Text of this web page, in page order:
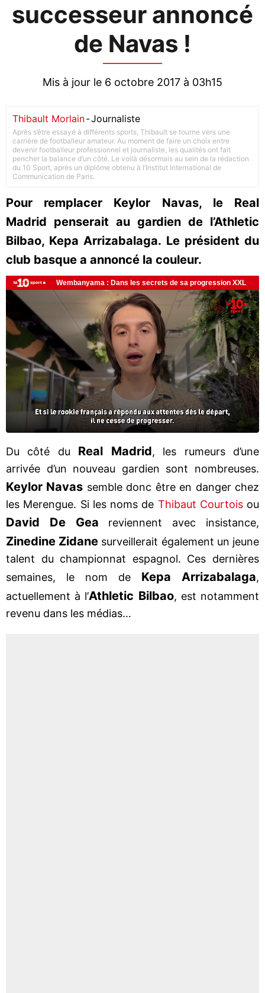
successeur annoncé
de Navas !
Mis à jour le 6 octobre 2017 à 03h15
Thibault Morlain-Journaliste
Après s’être essayé à différents sports, Thibault se tourne vers une
carrière de footballeur amateur. Au moment de faire un choix entre
devenir footballeur professionnel et journaliste, les qualités ont fait
pencher la balance d’un côté. Le voilà désormais au sein de la rédaction
du 10 Sport, après un diplôme obtenu à l’Institut International de
Communication de Paris.
Pour remplacer Keylor Navas, le Real
Madrid penserait au gardien de l’Athletic
Bilbao, Kepa Arrizabalaga. Le président du
club basque a annoncé la couleur.
Du côté du Real Madrid, les rumeurs d’une
arrivée d’un nouveau gardien sont nombreuses.
Keylor Navas semble donc être en danger chez
les Merengue. Si les noms de Thibaut Courtoisou
David De Gea reviennent avec insistance,
Zinedine Zidane surveillerait également un jeune
talent du championnat espagnol. Ces dernières
semaines, le nom de Kepa Arrizabalaga,
actuellement à l’Athletic Bilbao, est notamment
revenu dans les médias…